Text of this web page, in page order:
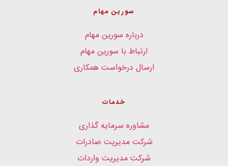
سورین مهام
درباره سورین مهام
ارتباط با سورین مهام
ارسال درخواست همکاری
خدمات
مشاوره سرمایه گذاری
شرکت مدیریت صادرات
شرکت مدیریت واردات